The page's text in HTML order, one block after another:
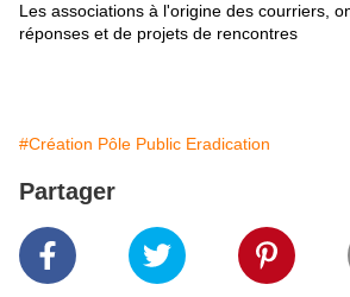
Les associations à l'origine des courriers,
réponses et de projets de rencontres
#Création Pôle Public Eradication
Partager